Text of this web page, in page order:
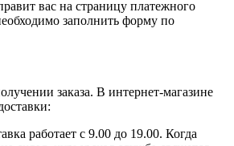
вас на страницу платежного
заполнить форму по
заказа. В интернет-магазине
работает с 9.00 до 19.00. Когда